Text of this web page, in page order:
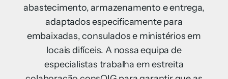
abastecimento, armazenamento e entrega,
adaptados especificamente para
embaixadas, consulados e ministérios em
locais difíceis. A nossa equipa de
especialistas trabalha em estreita